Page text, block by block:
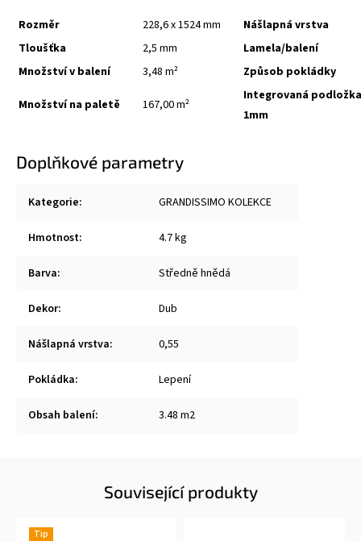
Rozměr 228,6 x 1524 mm
Nášlapná vrstva
Tloušťka
2,5 mm
Lamela/balení
Množství v balení
3,48 m² Způsob pokládky
Množství na paletě 167,00 m²
Integrovaná podložka
1mm
Doplňkové parametry
Kategorie: GRANDISSIMO KOLEKCE
Hmotnost: 4.7 kg
Barva: Středně hnědá
Dekor: Dub
Nášlapná vrstva: 0,55
Pokládka: Lepení
Obsah balení: 3.48 m2
Související produkty
Tip